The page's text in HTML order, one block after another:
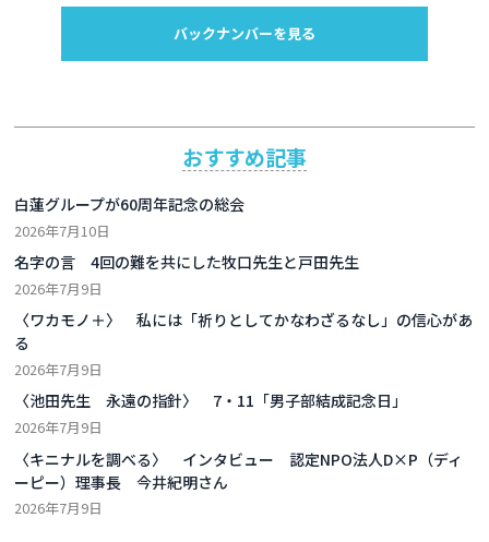
バックナンバーを見る
おすすめ記事
白蓮グループが60周年記念の総会
2026年7月10日
名字の言 4回の難を共にした牧口先生と戸田先生
2026年7月9日
〈ワカモノ＋〉 私には「祈りとしてかなわざるなし」の信心があ
る
2026年7月9日
〈池田先生 永遠の指針〉 7・11「男子部結成記念日」
2026年7月9日
〈キニナルを調べる〉 インタビュー 認定NPO法人D×P（ディ
ーピー）理事長 今井紀明さん
2026年7月9日